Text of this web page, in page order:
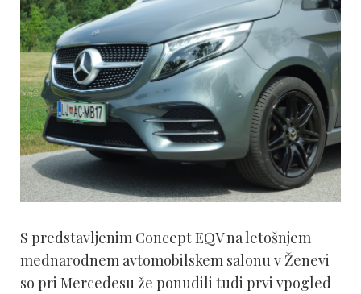
S predstavljenim Concept EQV na letošnjem
mednarodnem avtomobilskem salonu v Ženevi
so pri Mercedesu že ponudili tudi prvi vpogled